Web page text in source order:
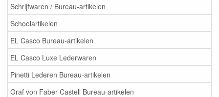
Schrijfwaren / Bureau-artikelen
Schoolartikelen
EL Casco Bureau-artikelen
EL Casco Luxe Lederwaren
Pinetti Lederen Bureau-artikelen
Graf von Faber Castell Bureau-artikelen